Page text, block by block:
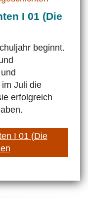
I 01 (Die
beginnt.
Juli die
erfolgreich
I 01 (Die